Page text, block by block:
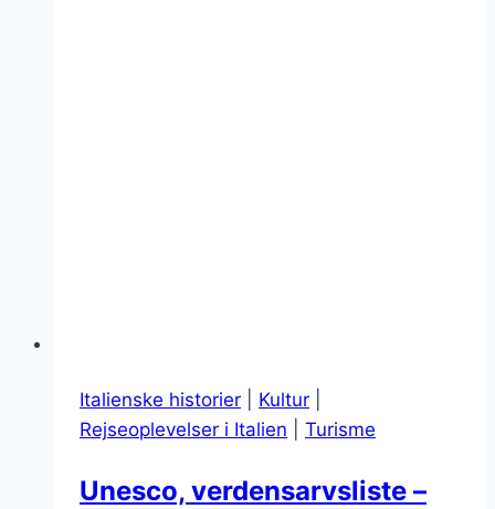
Italienske historier Kultur
Rejseoplevelser i Italien
Turisme
Unesco, verdensarvsliste –